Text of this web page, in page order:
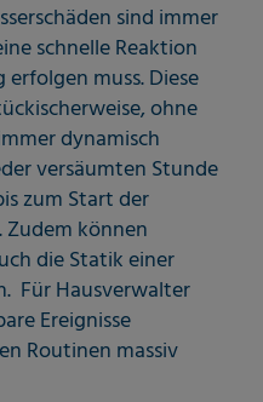
sind immer
schnelle Reaktion
muss. Diese
ohne
dynamisch
versäumten Stunde
zum Start der
können
die Statik einer
Für Hausverwalter
Ereignisse
Routinen massiv